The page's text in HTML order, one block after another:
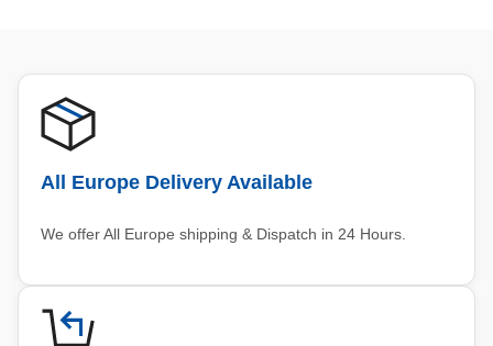
All Europe Delivery Available
We offer All Europe shipping & Dispatch in 24 Hours.